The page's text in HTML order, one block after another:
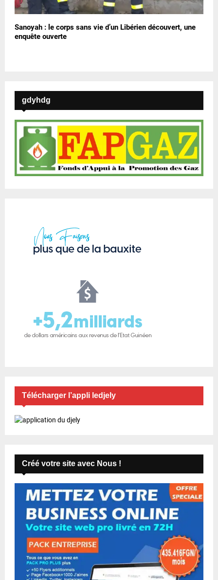
Sanoyah : le corps sans vie d’un Libérien découvert, une
enquête ouverte
gdyhdg
Télécharger l’appli ledjely
Créé votre site avec Nous !